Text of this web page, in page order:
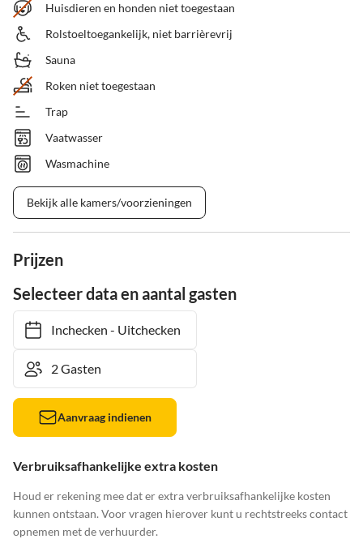
Huisdieren en honden niet toegestaan
Rolstoeltoegankelijk, niet barrièrevrij
Sauna
Roken niet toegestaan
Trap
Vaatwasser
Wasmachine
Bekijk alle kamers/voorzieningen
Prijzen
Selecteer data en aantal gasten
Inchecken- Uitchecken
Aanvraag indienen
Verbruiksafhankelijke extra kosten
Houd er rekening mee dat er extra verbruiksafhankelijke kosten
kunnen ontstaan. Voor vragen hierover kunt u rechtstreeks contact
opnemen met de verhuurder.